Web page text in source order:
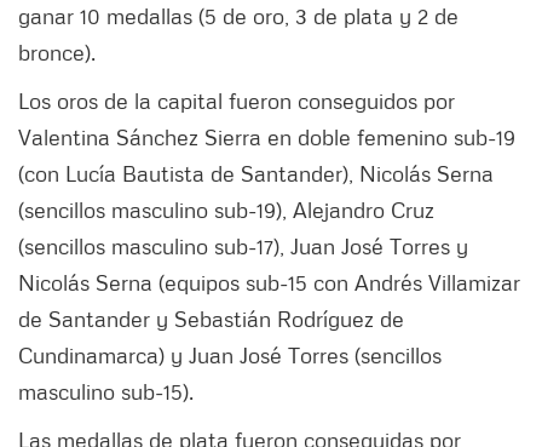
ganar 10 medallas (5 de oro, 3 de plata y 2 de
bronce).
Los oros de la capital fueron conseguidos por
Valentina Sánchez Sierra en doble femenino sub-19
(con Lucía Bautista de Santander), Nicolás Serna
(sencillos masculino sub-19), Alejandro Cruz
(sencillos masculino sub-17), Juan José Torres y
Nicolás Serna (equipos sub-15 con Andrés Villamizar
de Santander y Sebastián Rodríguez de
Cundinamarca) y Juan José Torres (sencillos
masculino sub-15).
Las medallas de plata fueron conseguidas por